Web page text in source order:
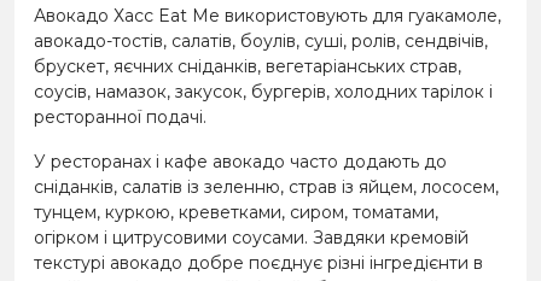
Авокадо Хасс Eat Me використовують для гуакамоле,
авокадо-тостів, салатів, боулів, суші, ролів, сендвічів,
брускет, яєчних сніданків, вегетаріанських страв,
соусів, намазок, закусок, бургерів, холодних тарілок і
ресторанної подачі.
У ресторанах і кафе авокадо часто додають до
сніданків, салатів із зеленню, страв із яйцем, лососем,
тунцем, куркою, креветками, сиром, томатами,
огірком і цитрусовими соусами. Завдяки кремовій
текстурі авокадо добре поєднує різні інгредієнти в